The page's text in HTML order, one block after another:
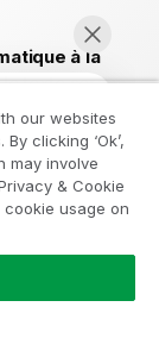
à la
texte sera
de lignes
faites
Haut,
vos
our websites
clicking ‘Ok’,
may involve
& Cookie
cookie usage on